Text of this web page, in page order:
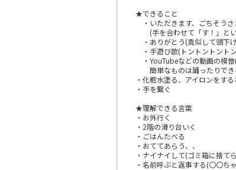
★できること
・いただきます、ごちそうさ
(手を合わせて「す！」と
・ありがとう(真似して頭下
・手遊び歌(トントント
・YouTubeなどの動画の模倣
簡単なものは踊ったりでき
・化粧水塗る、アイロンをす
・手を繋ぐ
★理解できる言葉
・お外行く
・2階の滑り台いく
・ごはんたべる
・おててあらう、、
・ナイナイして(ゴミ箱に捨て
・名前呼ぶと返事する(〇